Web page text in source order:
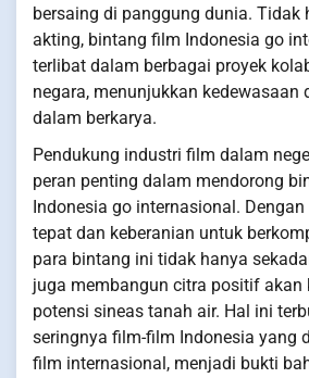
bersaing di panggung dunia. Tidak
akting, bintang film Indonesia go
terlibat dalam berbagai proyek
negara, menunjukkan kedewasaan
dalam berkarya.
Pendukung industri film dalam
peran penting dalam mendorong
Indonesia go internasional.
tepat dan keberanian untuk
para bintang ini tidak hanya
juga membangun citra positif akan
potensi sineas tanah air. Hal ini
seringnya film-film Indonesia yang
film internasional, menjadi bukti